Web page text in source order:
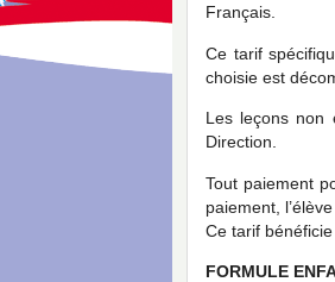
Français.
Ce tarif
choisie est
Les leçons non
Direction.
Tout paiement
paiement,
Ce tarif
FORMULE